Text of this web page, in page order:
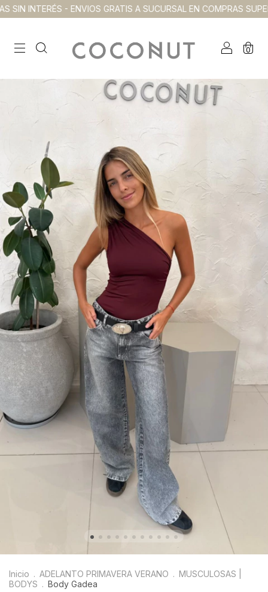
- ENVIOS GRATIS A SUCURSAL EN COMPRAS
0
Inicio . ADELANTO PRIMAVERA VERANO . MUSCULOSAS |
BODYS . Body Gadea